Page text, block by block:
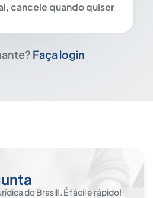
cancele quando quiser
Faça login
do Brasil!. É fácil e rápido!